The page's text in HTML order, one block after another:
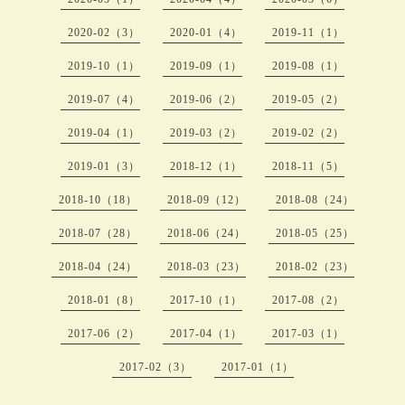
2020-02（3） 2020-01（4） 2019-11（1）
2019-10（1） 2019-09（1） 2019-08（1）
2019-07（4） 2019-06（2） 2019-05（2）
2019-04（1） 2019-03（2） 2019-02（2）
2019-01（3） 2018-12（1） 2018-11（5）
2018-10（18） 2018-09（12） 2018-08（24）
2018-07（28） 2018-06（24） 2018-05（25）
2018-04（24） 2018-03（23） 2018-02（23）
2018-01（8） 2017-10（1） 2017-08（2）
2017-06（2） 2017-04（1） 2017-03（1）
2017-02（3） 2017-01（1）